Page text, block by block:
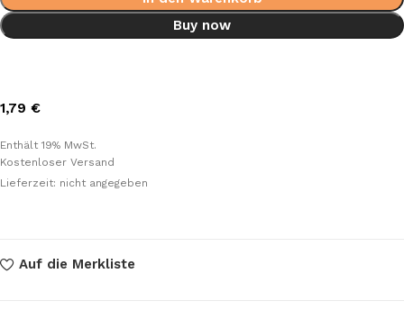
Buy now
1,79 €
Enthält 19% MwSt.
Kostenloser Versand
Lieferzeit: nicht angegeben
Auf die Merkliste